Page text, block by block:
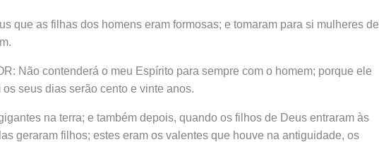
que as filhas dos homens eram formosas; e tomaram para si mulheres de
Não contenderá o meu Espírito para sempre com o homem; porque ele
seus dias serão cento e vinte anos.
na terra; e também depois, quando os filhos de Deus entraram às
geraram filhos; estes eram os valentes que houve na antiguidade, os